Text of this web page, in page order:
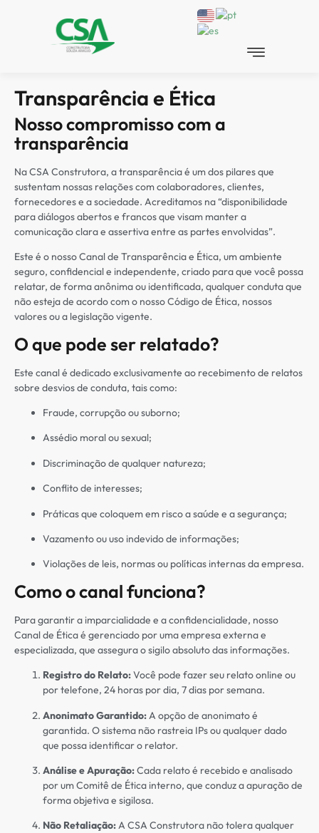
Transparência e Ética
Nosso compromisso com a
transparência
Na CSA Construtora, a transparência é um dos pilares que
sustentam nossas relações com colaboradores, clientes,
fornecedores e a sociedade. Acreditamos na “disponibilidade
para diálogos abertos e francos que visam manter a
comunicação clara e assertiva entre as partes envolvidas”.
Este é o nosso Canal de Transparência e Ética, um ambiente
seguro, confidencial e independente, criado para que você possa
relatar, de forma anônima ou identificada, qualquer conduta que
não esteja de acordo com o nosso Código de Ética, nossos
valores ou a legislação vigente.
O que pode ser relatado?
Este canal é dedicado exclusivamente ao recebimento de relatos
sobre desvios de conduta, tais como:
Fraude, corrupção ou suborno;
Assédio moral ou sexual;
Discriminação de qualquer natureza;
Conflito de interesses;
Práticas que coloquem em risco a saúde e a segurança;
Vazamento ou uso indevido de informações;
Violações de leis, normas ou políticas internas da empresa.
Como o canal funciona?
Para garantir a imparcialidade e a confidencialidade, nosso
Canal de Ética é gerenciado por uma empresa externa e
especializada, que assegura o sigilo absoluto das informações.
Registro do Relato:Você pode fazer seu relato online ou
por telefone, 24 horas por dia, 7 dias por semana.
Anonimato Garantido: A opção de anonimato é
garantida. O sistema não rastreia IPs ou qualquer dado
que possa identificar o relator.
Análise e Apuração:Cada relato é recebido e analisado
por um Comitê de Ética interno, que conduz a apuração de
forma objetiva e sigilosa.
Não Retaliação:A CSA Construtora não tolera qualquer